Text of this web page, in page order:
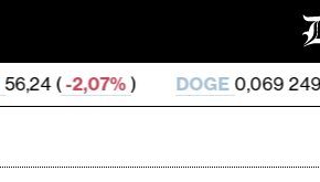
) DOGE0,069 249 (-1,03%)